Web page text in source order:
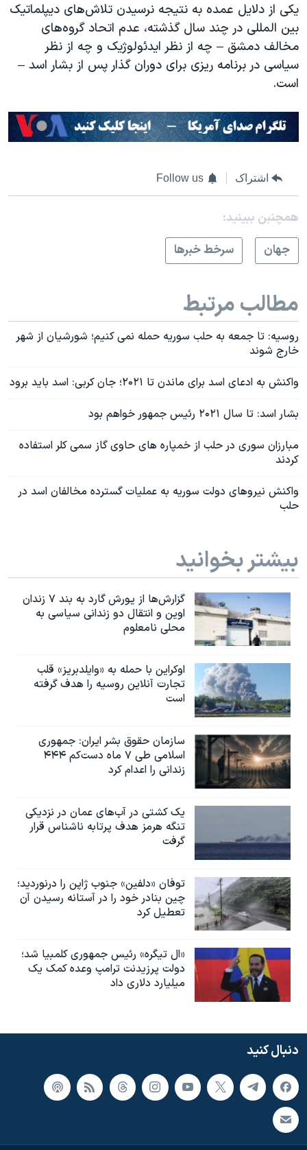
یکی از دلایل عمده به نتیجه نرسیدن تلاش‌های دیپلماتیک
بین المللی در چند سال گذشته، عدم اتحاد گروه‌های
مخالف دمشق – چه از نظر ایدئولوژیک و چه از نظر
سیاسی در برنامه ریزی برای دوران گذار پس از بشار اسد –
است.
اشتراک Follow us
همچنبن ببینید:
جهان
سرخط خبرها
مطالب مرتبط
روسیه: تا جمعه به حلب سوریه حمله نمی کنیم؛ شورشیان از شهر
خارج شوند
واکنش به ادعای اسد برای ماندن تا ۲۰۲۱؛ جان کربی: اسد باید برود
بشار اسد: تا سال ۲۰۲۱ رئیس جمهور خواهم بود
مبارزان سوری در حلب از خمپاره های حاوی گاز سمی کلر استفاده
کردند
واکنش نیروهای دولت سوریه به عملیات گسترده مخالفان اسد در
حلب
بیشتر بخوانید
گزارش‌ها از یورش گارد به بند ۷ زندان
اوین و انتقال دو زندانی سیاسی به
محلی نامعلوم
اوکراین با حمله به «وایلدبریز» قلب
تجارت آنلاین روسیه را هدف گرفته
است
سازمان حقوق بشر ایران: جمهوری
اسلامی طی ۷ ماه دست‌کم ۴۴۴
زندانی را اعدام کرد
یک کشتی در آب‌های عمان در نزدیکی
تنگه هرمز هدف پرتابه ناشناس قرار
گرفت
توفان «دلفین» جنوب ژاپن را درنوردید؛
چین بنادر خود را در آستانه رسیدن آن
تعطیل کرد
«ال تیگره» رئیس جمهوری کلمبیا شد؛
دولت پرزیدنت ترامپ وعده کمک یک
میلیارد دلاری داد
دنبال کنید